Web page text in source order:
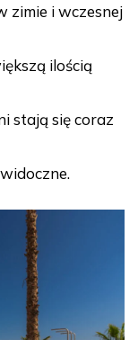
zimie i wczesnej
ilością
stają się coraz